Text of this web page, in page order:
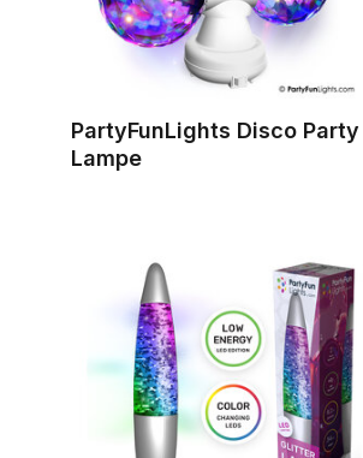
PartyFunLights Disco Party
Lampe